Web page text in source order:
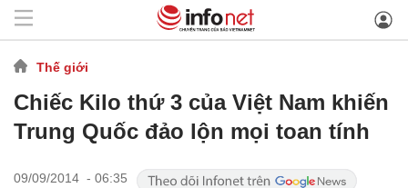
Thế giới
Chiếc Kilo thứ 3 của Việt Nam khiến
Trung Quốc đảo lộn mọi toan tính
09/09/2014 - 06:35